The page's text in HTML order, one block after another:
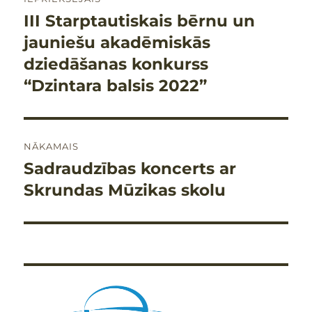
izvēlne
Iepriekšējais
raksts:
III Starptautiskais bērnu un
jauniešu akadēmiskās
dziedāšanas konkurss
“Dzintara balsis 2022”
NĀKAMAIS
Nākamais
raksts:
Sadraudzības koncerts ar
Skrundas Mūzikas skolu